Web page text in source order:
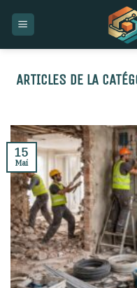
15
Mai